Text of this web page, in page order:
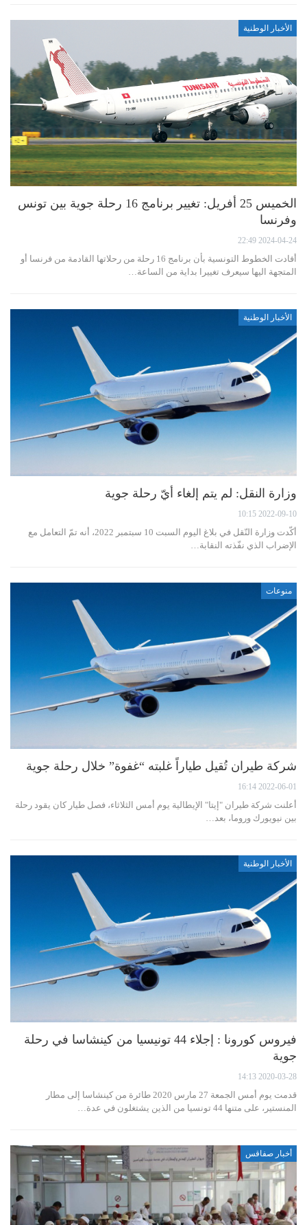
الأخبار الوطنية
الخميس 25 أفريل: تغيير برنامج 16 رحلة جوية بين تونس
وفرنسا
2024-04-24 22:49
أفادت الخطوط التونسية بأن برنامج 16 رحلة من رحلاتها القادمة من فرنسا أو
المتجهة اليها سيعرف تغييرا بداية من الساعة…
الأخبار الوطنية
وزارة النقل: لم يتم إلغاء أيّ رحلة جوية
2022-09-10 10:15
أكّدت وزارة النّقل في بلاغ اليوم السبت 10 سبتمبر 2022، أنه تمّ التعامل مع
الإضراب الذي نفّذته النقابة…
منوعات
شركة طيران تُقيل طياراً غلبته “غفوة” خلال رحلة جوية
2022-06-01 16:14
أعلنت شركة طيران "إيتا" الإيطالية يوم أمس الثلاثاء، فصل طيار كان يقود رحلة
بين نيويورك وروما، بعد…
الأخبار الوطنية
فيروس كورونا : إجلاء 44 تونيسيا من كينشاسا في رحلة
جوية
2020-03-28 14:13
قدمت يوم أمس الجمعة 27 مارس 2020 طائرة من كينشاسا إلى مطار
المنستير، على متنها 44 تونسيا من الذين يشتغلون في عدة…
أخبار صفاقس